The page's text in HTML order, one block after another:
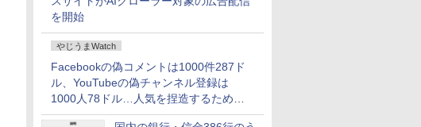
を開始
やじうまWatch
Facebookの偽コメントは1000件287ド
ル、YouTubeの偽チャンネル登録は
1000人78ドル…人気を捏造するための
価格リストが公開中